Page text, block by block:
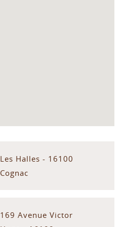
Les Halles - 16100
Cognac
169 Avenue Victor